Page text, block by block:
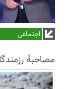
اجتماعی
سال63+فیلم